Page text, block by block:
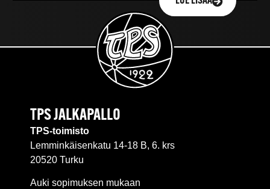
TPS JALKAPALLO
TPS-toimisto
Lemminkäisenkatu 14-18 B, 6. krs
20520 Turku
Auki sopimuksen mukaan